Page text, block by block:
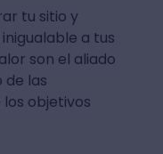
tu sitio y
a tus
son el aliado
las
objetivos